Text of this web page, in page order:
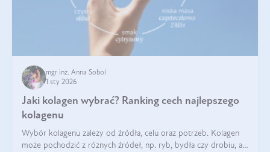
mgr inż. Anna Sobol
1 sty 2026
Jaki kolagen wybrać? Ranking cech najlepszego
kolagenu
Wybór kolagenu zależy od źródła, celu oraz potrzeb. Kolagen
może pochodzić z różnych źródeł, np. ryb, bydła czy drobiu, a